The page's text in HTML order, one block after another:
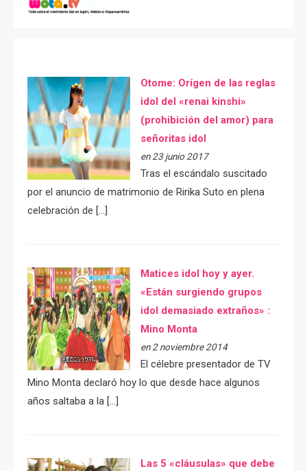
Otome: Orígen de las reglas
idol del «renai kinshi»
(prohibición del amor) para
señoritas idol
en 23 junio 2017
Tras el escándalo suscitado
por el anuncio de matrimonio de Ririka Suto en plena
celebración de […]
Matices idol hoy y ayer.
«Están surgiendo grupos
idol demasiado extraños» :
Mino Monta
en 2 noviembre 2014
El célebre presentador de TV
Mino Monta declaró hoy lo que desde hace algunos
años saltaba a la […]
Las 5 «cláusulas» que debe